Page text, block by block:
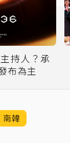
持人？承
布為主
南韓